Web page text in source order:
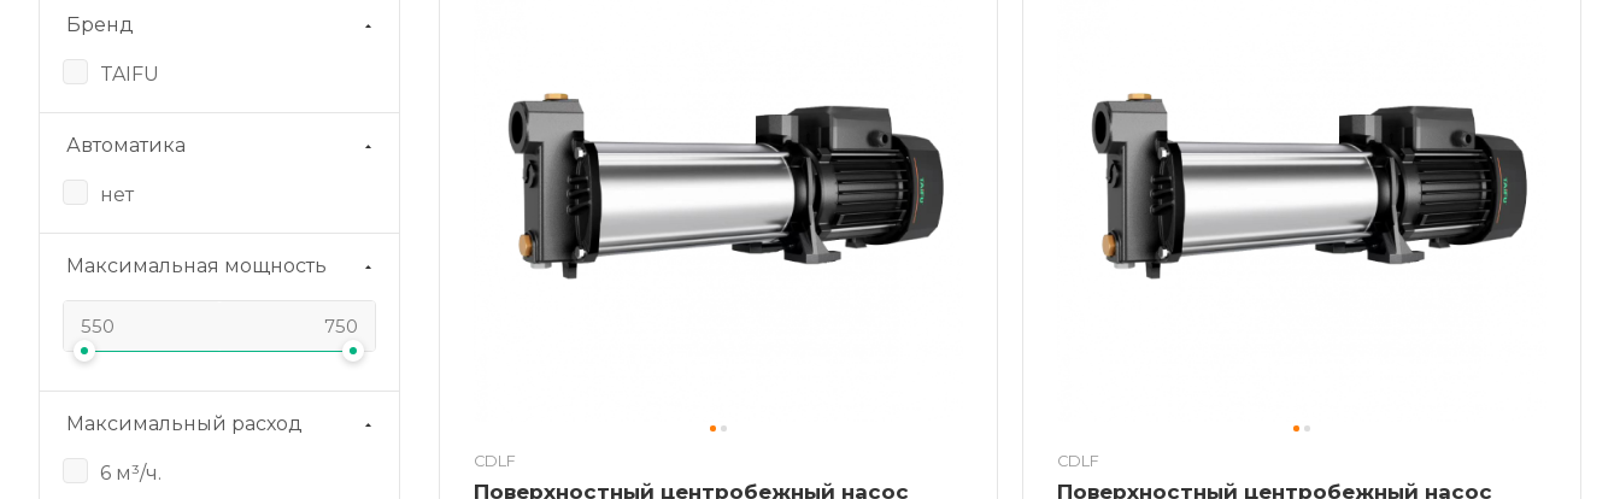
CDLF
Поверхностный центробежный насос
CDLF
Поверхностный центробежный насос
Бренд
TAIFU
Автоматика
нет
Максимальная мощность
Максимальный расход
6 м³/ч.